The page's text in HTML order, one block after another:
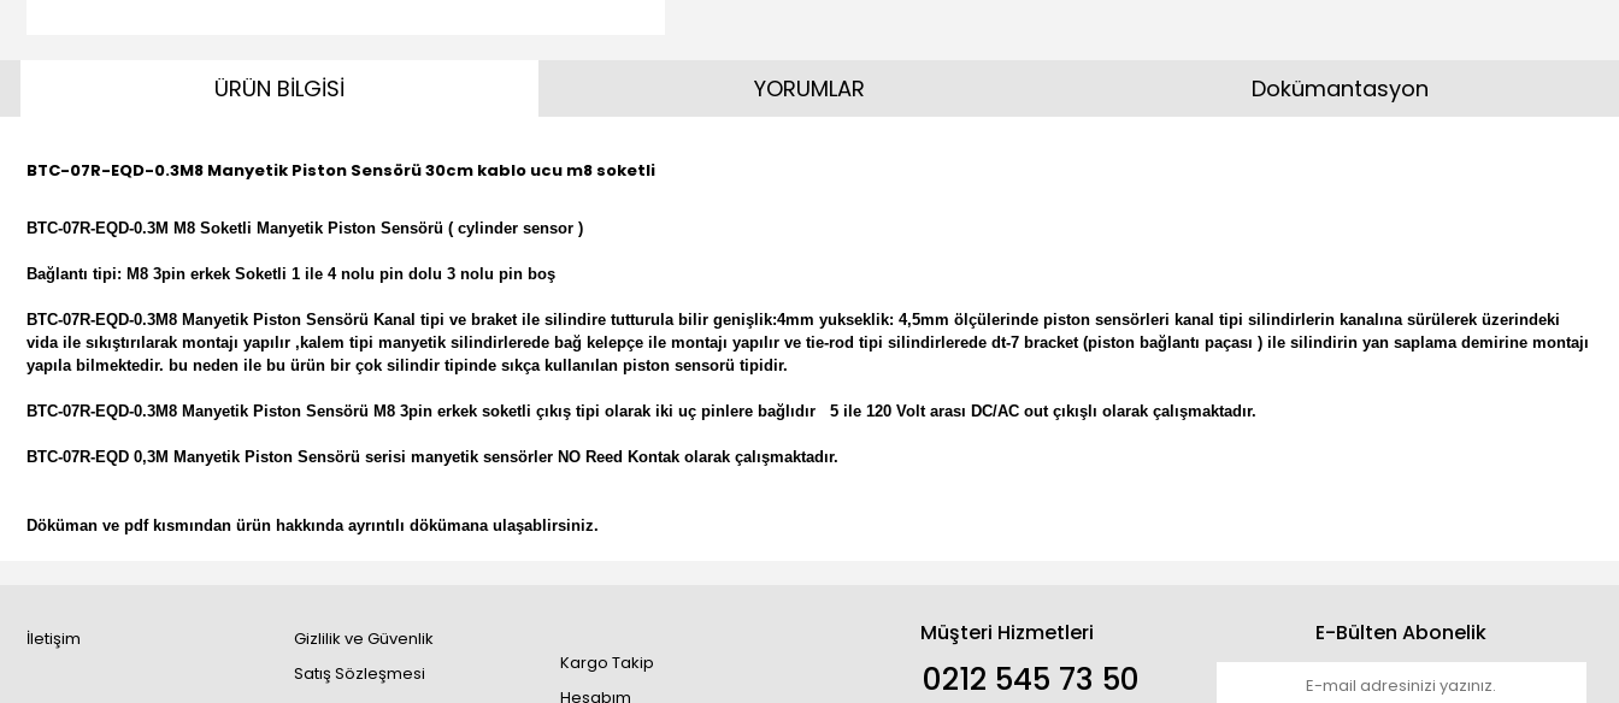
ÜRÜN BİLGİSİ
BTC-07R-EQD-0.3M8 Manyetik Piston Sensörü 30cm kablo ucu m8 soketli
BTC-07R-EQD-0.3M M8 Soketli Manyetik Piston Sensörü ( cylinder sensor )
Bağlantı tipi: M8 3pin erkek Soketli 1 ile 4 nolu pin dolu 3 nolu pin boş
BTC-07R-EQD-0.3M8 Manyetik Piston Sensörü Kanal tipi ve braket ile silindire tutturula bilir genişlik:4mm yukseklik: 4,5mm ölçülerinde piston sensörleri kanal tipi silindirlerin kanalına sürülerek üzerindeki
vida ile sıkıştırılarak montajı yapılır ,kalem tipi manyetik silindirlerede bağ kelepçe ile montajı yapılır ve tie-rod tipi silindirlerede dt-7 bracket (piston bağlantı paçası ) ile silindirin yan saplama demirine montajı
yapıla bilmektedir. bu neden ile bu ürün bir çok silindir tipinde sıkça kullanılan piston sensorü tipidir.
BTC-07R-EQD-0.3M8 Manyetik Piston Sensörü M8 3pin erkek soketli çıkış tipi olarak iki uç pinlere bağlıdır 5 ile 120 Volt arası DC/AC out çıkışlı olarak çalışmaktadır.
BTC-07R-EQD 0,3M Manyetik Piston Sensörü serisi manyetik sensörler NO Reed Kontak olarak çalışmaktadır.
Döküman ve pdf kısmından ürün hakkında ayrıntılı dökümana ulaşablirsiniz.
YORUMLAR Dokümantasyon
İletişim
Gizlilik ve Güvenlik
Satış Sözleşmesi
Kargo Takip
Hesabım
Müşteri Hizmetleri
0212 545 73 50
E-Bülten Abonelik